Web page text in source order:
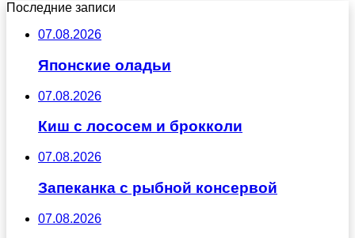
Последние записи
07.08.2026
Японские оладьи
07.08.2026
Киш с лососем и брокколи
07.08.2026
Запеканка с рыбной консервой
07.08.2026